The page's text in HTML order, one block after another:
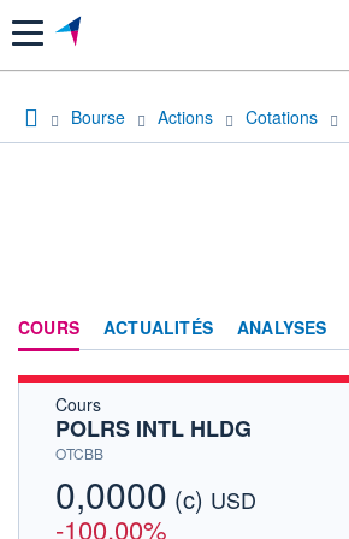
Menu
Bourse Actions Cotations
COURS ACTUALITÉS ANALYSES
Cours
POLRS INTL HLDG
OTCBB
0,0000 (c) USD
-100,00%